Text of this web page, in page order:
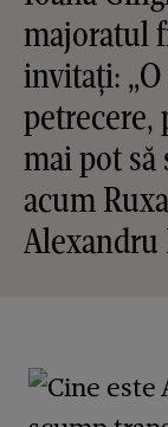
majoratul
invitați:
petrecere,
mai pot să
acum
Alexandru